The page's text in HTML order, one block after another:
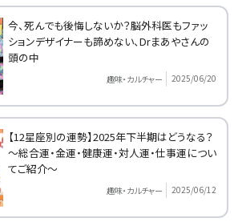
今、死んでも後悔しないか？脳外科医もファッ
ションデザイナーも諦めない、Drまあやさんの
頭の中
趣味・カルチャー 2025/06/20
【12星座別の運勢】2025年下半期はどうなる？
～総合運・金運・健康運・対人運・仕事運につい
てご紹介～
趣味・カルチャー 2025/06/12